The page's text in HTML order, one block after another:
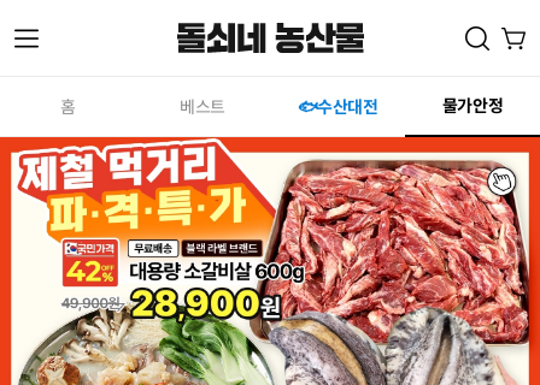
뉴
홈 베스트 🐟수산대전 물가안정